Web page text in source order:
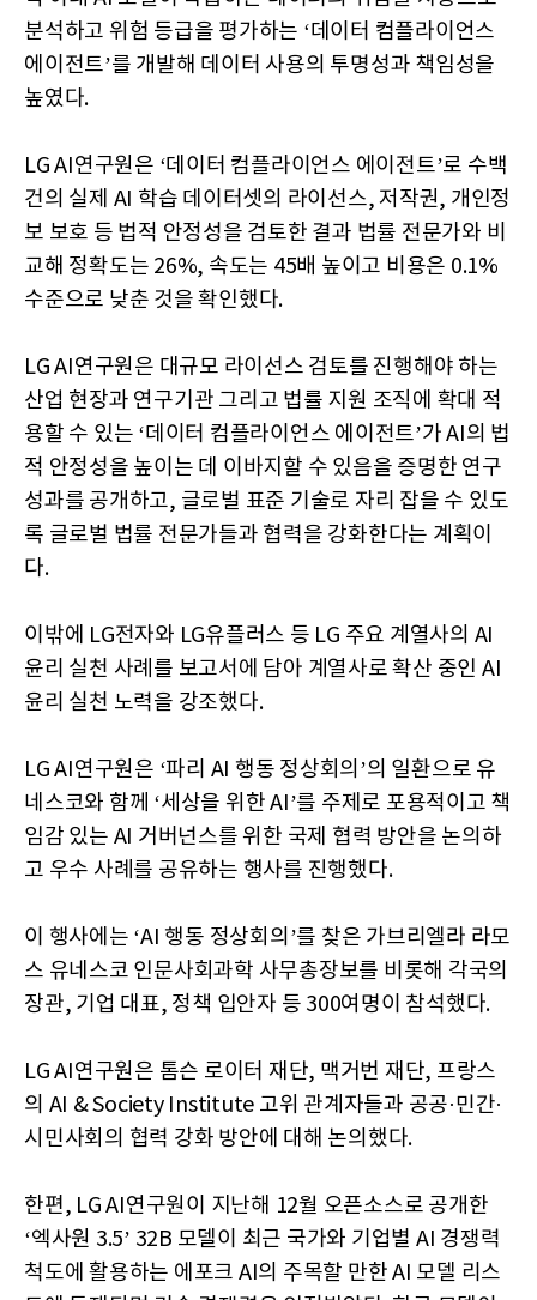
분석하고 위험 등급을 평가하는 ‘데이터 컴플라이언스
에이전트’를 개발해 데이터 사용의 투명성과 책임성을
높였다.
LG AI연구원은 ‘데이터 컴플라이언스 에이전트’로 수백
건의 실제 AI 학습 데이터셋의 라이선스, 저작권, 개인정
보 보호 등 법적 안정성을 검토한 결과 법률 전문가와 비
교해 정확도는 26%, 속도는 45배 높이고 비용은 0.1%
수준으로 낮춘 것을 확인했다.
LG AI연구원은 대규모 라이선스 검토를 진행해야 하는
산업 현장과 연구기관 그리고 법률 지원 조직에 확대 적
용할 수 있는 ‘데이터 컴플라이언스 에이전트’가 AI의 법
적 안정성을 높이는 데 이바지할 수 있음을 증명한 연구
성과를 공개하고, 글로벌 표준 기술로 자리 잡을 수 있도
록 글로벌 법률 전문가들과 협력을 강화한다는 계획이
다.
이밖에 LG전자와 LG유플러스 등 LG 주요 계열사의 AI
윤리 실천 사례를 보고서에 담아 계열사로 확산 중인 AI
윤리 실천 노력을 강조했다.
LG AI연구원은 ‘파리 AI 행동 정상회의’의 일환으로 유
네스코와 함께 ‘세상을 위한 AI’를 주제로 포용적이고 책
임감 있는 AI 거버넌스를 위한 국제 협력 방안을 논의하
고 우수 사례를 공유하는 행사를 진행했다.
이 행사에는 ‘AI 행동 정상회의’를 찾은 가브리엘라 라모
스 유네스코 인문사회과학 사무총장보를 비롯해 각국의
장관, 기업 대표, 정책 입안자 등 300여명이 참석했다.
LG AI연구원은 톰슨 로이터 재단, 맥거번 재단, 프랑스
의 AI & Society Institute 고위 관계자들과 공공·민간·
시민사회의 협력 강화 방안에 대해 논의했다.
한편, LG AI연구원이 지난해 12월 오픈소스로 공개한
‘엑사원 3.5’ 32B 모델이 최근 국가와 기업별 AI 경쟁력
척도에 활용하는 에포크 AI의 주목할 만한 AI 모델 리스